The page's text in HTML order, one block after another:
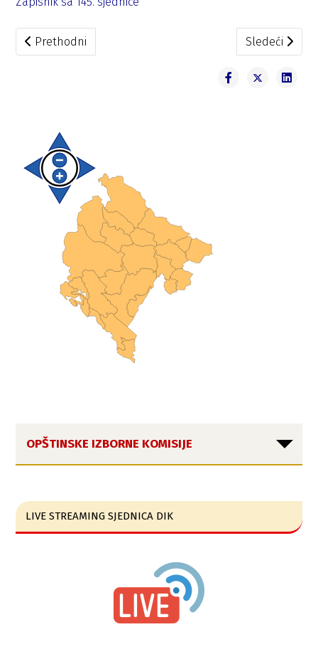
Prethodni članak: Zapisnik sa 146. sjednice
Prethodni Sledeći
Sledeći
OPŠTINSKE IZBORNE KOMISIJE
LIVE STREAMING SJEDNICA DIK